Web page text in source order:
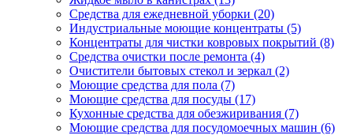
Средства для ежедневной уборки (20)
Индустриальные моющие концентраты (5)
Концентраты для чистки ковровых покрытий (8)
Средства очистки после ремонта (4)
Очистители бытовых стекол и зеркал (2)
Моющие средства для пола (7)
Моющие средства для посуды (17)
Кухонные средства для обезжиривания (7)
Моющие средства для посудомоечных машин (6)